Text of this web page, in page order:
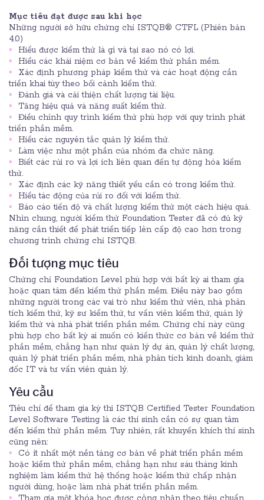
Mục tiêu đạt được sau khi học
Những người sở hữu chứng chỉ ISTQB® CTFL (Phiên bản
4.0)
Hiểu được kiểm thử là gì và tại sao nó có lợi.
Hiểu các khái niệm cơ bản về kiểm thử phần mềm.
Xác định phương pháp kiểm thử và các hoạt động cần
triển khai tùy theo bối cảnh kiểm thử.
Đánh giá và cải thiện chất lượng tài liệu.
Tăng hiệu quả và năng suất kiểm thử.
Điều chỉnh quy trình kiểm thử phù hợp với quy trình phát
triển phần mềm.
Hiểu các nguyên tắc quản lý kiểm thử.
Làm việc như một phần của nhóm đa chức năng.
Biết các rủi ro và lợi ích liên quan đến tự động hóa kiểm
thử.
Xác định các kỹ năng thiết yếu cần có trong kiểm thử.
Hiểu tác động của rủi ro đối với kiểm thử.
Báo cáo tiến độ và chất lượng kiểm thử một cách hiệu quả.
Nhìn chung, người kiểm thử Foundation Tester đã có đủ kỹ
năng cần thiết để phát triển tiếp lên cấp độ cao hơn trong
chương trình chứng chỉ ISTQB.
Đối tượng mục tiêu
Chứng chỉ Foundation Level phù hợp với bất kỳ ai tham gia
hoặc quan tâm đến kiểm thử phần mềm. Điều này bao gồm
những người trong các vai trò như kiểm thử viên, nhà phân
tích kiểm thử, kỹ sư kiểm thử, tư vấn viên kiểm thử, quản lý
kiểm thử và nhà phát triển phần mềm. Chứng chỉ này cũng
phù hợp cho bất kỳ ai muốn có kiến thức cơ bản về kiểm thử
phần mềm, chẳng hạn như quản lý dự án, quản lý chất lượng,
quản lý phát triển phần mềm, nhà phân tích kinh doanh, giám
đốc IT và tư vấn viên quản lý.
Yêu cầu
Tiêu chí để tham gia kỳ thi ISTQB Certified Tester Foundation
Level Software Testing là các thí sinh cần có sự quan tâm
đến kiểm thử phần mềm. Tuy nhiên, rất khuyến khích thí sinh
cũng nên:
Có ít nhất một nền tảng cơ bản về phát triển phần mềm
hoặc kiểm thử phần mềm, chẳng hạn như sáu tháng kinh
nghiệm làm kiểm thử hệ thống hoặc kiểm thử chấp nhận
người dùng, hoặc làm nhà phát triển phần mềm.